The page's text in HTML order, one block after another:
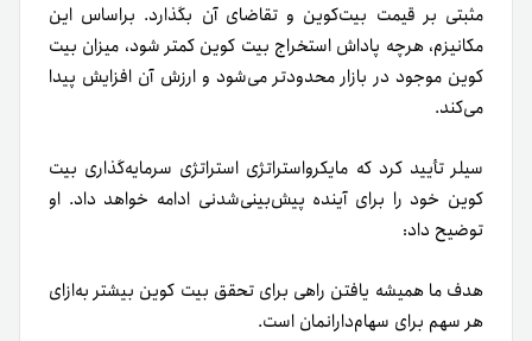
مثبتی بر قیمت بیت‌کوین و تقاضای آن بگذارد. براساس این
مکانیزم، هرچه پاداش استخراج بیت کوین کمتر شود، میزان بیت
کوین موجود در بازار محدودتر می‌شود و ارزش آن افزایش پیدا
می‌کند.
سیلر تأیید کرد که مایکرواستراتژی استراتژی سرمایه‌گذاری بیت
کوین خود را برای آینده پیش‌بینی‌شدنی ادامه خواهد داد. او
توضیح داد:
هدف ما همیشه یافتن راهی برای تحقق بیت کوین بیشتر به‌ازای
هر سهم برای سهام‌دارانمان است.